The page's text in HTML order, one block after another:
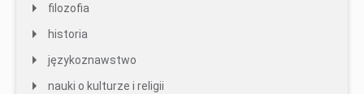
filozofia
historia
językoznawstwo
nauki o kulturze i religii